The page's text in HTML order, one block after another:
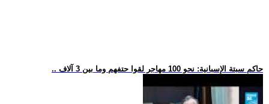
.. حاكم سبتة الإسبانية: نحو 100 مهاجر لقوا حتفهم وما بين 3 آلاف